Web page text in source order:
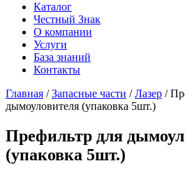
Каталог
Честный Знак
О компании
Услуги
База знаний
Контакты
Главная /Запасные части /Лазер /
дымоуловителя (упаковка 5шт.)
Префильтр для
(упаковка 5шт.)